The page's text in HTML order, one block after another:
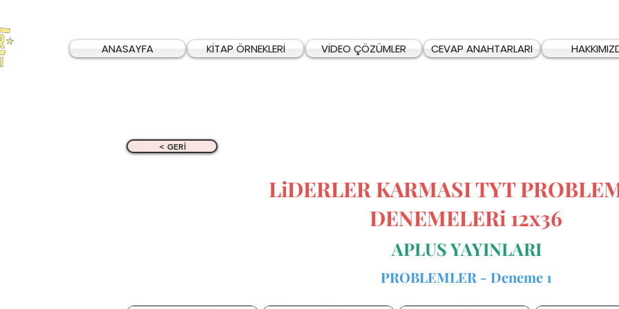
ANASAYFA KİTAP ÖRNEKLERİ VİDEO ÇÖZÜMLER CEVAP ANAHTARLARI
< GERİ
LiDERLER KARMASI TYT
DENEMELERi 12x36
APLUS YAYINLARI
PROBLEMLER - Deneme 1